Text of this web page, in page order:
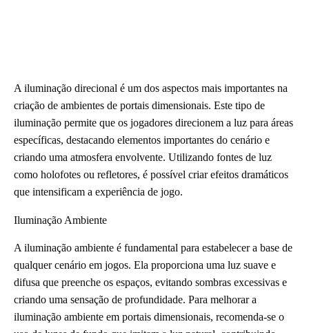
A iluminação direcional é um dos aspectos mais importantes na
criação de ambientes de portais dimensionais. Este tipo de
iluminação permite que os jogadores direcionem a luz para áreas
específicas, destacando elementos importantes do cenário e
criando uma atmosfera envolvente. Utilizando fontes de luz
como holofotes ou refletores, é possível criar efeitos dramáticos
que intensificam a experiência de jogo.
Iluminação Ambiente
A iluminação ambiente é fundamental para estabelecer a base de
qualquer cenário em jogos. Ela proporciona uma luz suave e
difusa que preenche os espaços, evitando sombras excessivas e
criando uma sensação de profundidade. Para melhorar a
iluminação ambiente em portais dimensionais, recomenda-se o